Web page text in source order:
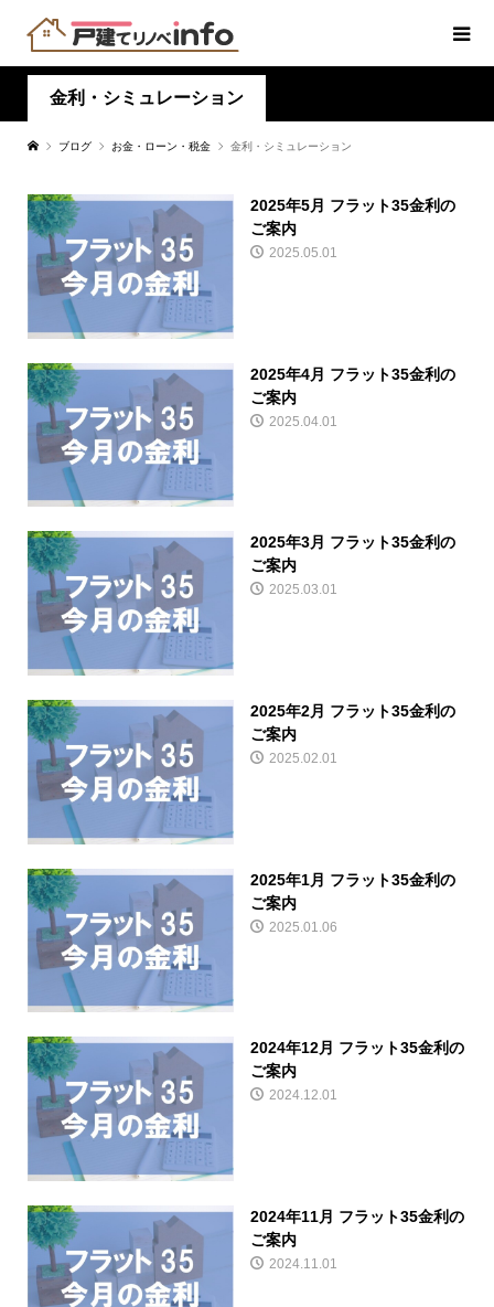
金利・シミュレーション
ブログ お金・ローン・税金 金利・シミュレーション
2025年5月 フラット35金利の
ご案内
2025.05.01
2025年4月 フラット35金利の
ご案内
2025.04.01
2025年3月 フラット35金利の
ご案内
2025.03.01
2025年2月 フラット35金利の
ご案内
2025.02.01
2025年1月 フラット35金利の
ご案内
2025.01.06
2024年12月 フラット35金利の
ご案内
2024.12.01
2024年11月 フラット35金利の
ご案内
2024.11.01